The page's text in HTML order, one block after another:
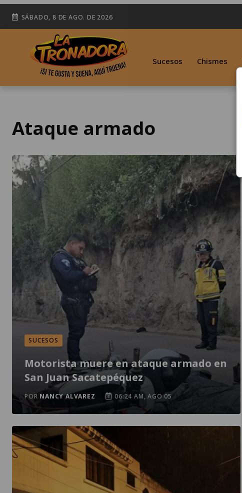
SÁBADO, 8 DE AGO. DE 2026
Sucesos Chismes
Ataque armado
SUCESOS
Motorista muere en ataque armado en
San Juan Sacatepéquez
POR NANCY ALVAREZ 06:24 AM, AGO 05